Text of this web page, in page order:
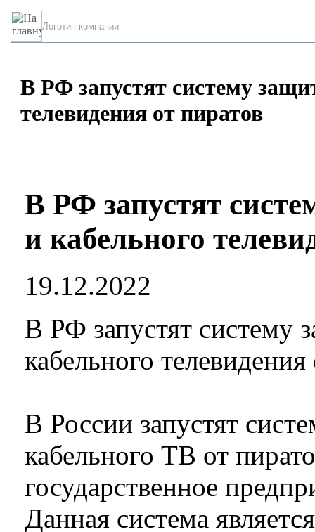
Логотип компании
В РФ запустят систему
телевидения от пиратов
В РФ запустят
и кабельного
19.12.2022
В РФ запустят систему
кабельного
В России запустят
кабельного ТВ от
государственное
Данная система